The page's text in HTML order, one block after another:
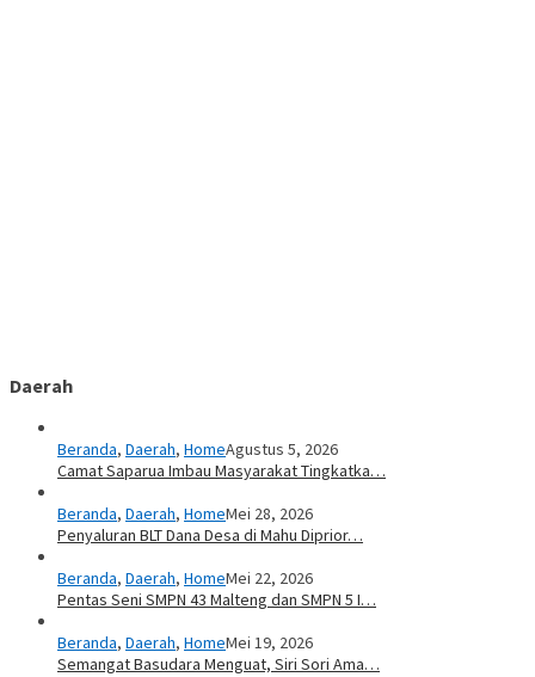
Daerah
Beranda, Daerah, HomeAgustus 5, 2026
Camat Saparua Imbau Masyarakat Tingkatka…
Beranda, Daerah, HomeMei 28, 2026
Penyaluran BLT Dana Desa di Mahu Diprior…
Beranda, Daerah, HomeMei 22, 2026
Pentas Seni SMPN 43 Malteng dan SMPN 5 I…
Beranda, Daerah, HomeMei 19, 2026
Semangat Basudara Menguat, Siri Sori Ama…